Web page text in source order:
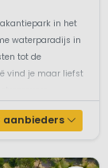
in het
waterparadijs in
tot de
vind je maar liefst
aanbieders